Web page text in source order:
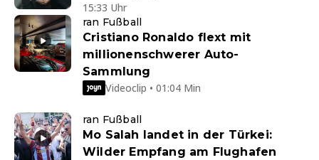
15:33 Uhr
ran Fußball
Cristiano Ronaldo flext mit
millionenschwerer Auto-
Sammlung
Videoclip • 01:04 Min
ran Fußball
Mo Salah landet in der Türkei:
Wilder Empfang am Flughafen